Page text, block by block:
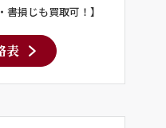
損じも買取可！】
表